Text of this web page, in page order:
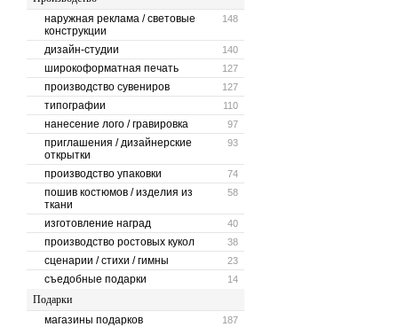
148
наружная реклама / световые
конструкции
140
дизайн-студии
127
широкоформатная печать
127
производство сувениров
110
типографии
97
нанесение лого / гравировка
93
приглашения / дизайнерские
открытки
74
производство упаковки
58
пошив костюмов / изделия из
ткани
40
изготовление наград
38
производство ростовых кукол
23
сценарии / стихи / гимны
14
съедобные подарки
Подарки
187
магазины подарков